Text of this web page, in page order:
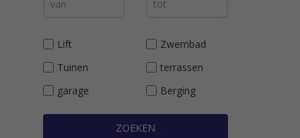
Lift
Zwembad
Tuinen
terrassen
garage
Berging
ZOEKEN